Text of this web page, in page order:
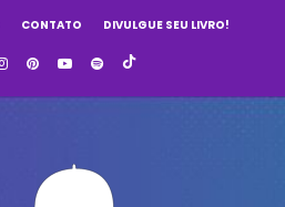
CONTATO DIVULGUE SEU LIVRO!